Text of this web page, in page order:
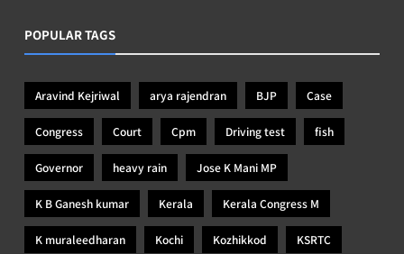
POPULAR TAGS
Aravind Kejriwal arya rajendran BJP Case
Congress Court Cpm Driving test fish
Governor heavy rain Jose K Mani MP
K B Ganesh kumar Kerala Kerala Congress M
K muraleedharan Kochi Kozhikkod KSRTC